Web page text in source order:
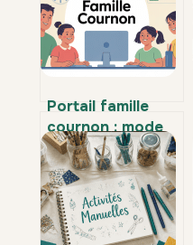
Portail famille
cournon : mode
d’emploi complet
pour vos
démarches en
ligne